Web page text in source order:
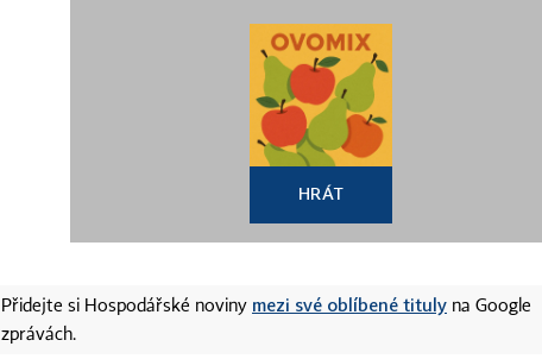
HRÁT
Přidejte si Hospodářské noviny mezi své oblíbené tituly na Google
zprávách.